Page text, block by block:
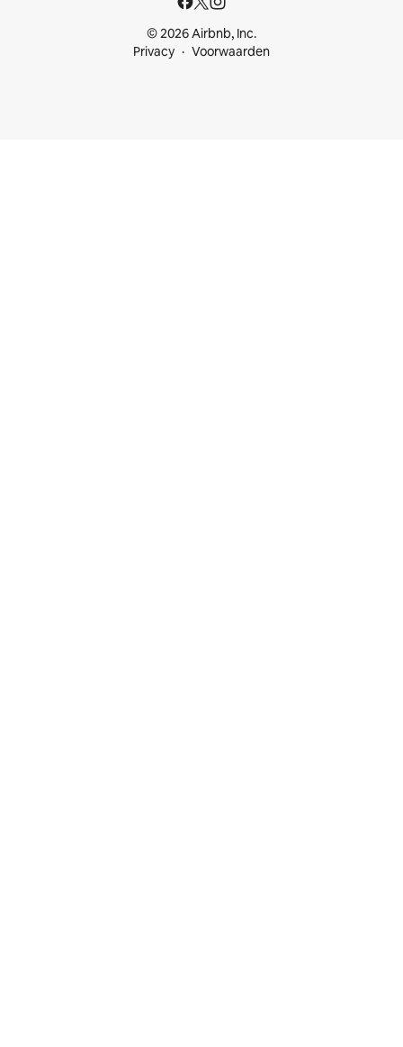
© 2026 Airbnb, Inc.
Privacy
Voorwaarden